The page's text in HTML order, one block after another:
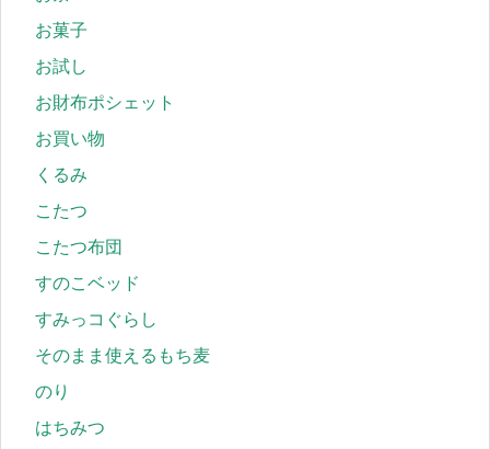
お菓子
お試し
お財布ポシェット
お買い物
くるみ
こたつ
こたつ布団
すのこベッド
すみっコぐらし
そのまま使えるもち麦
のり
はちみつ